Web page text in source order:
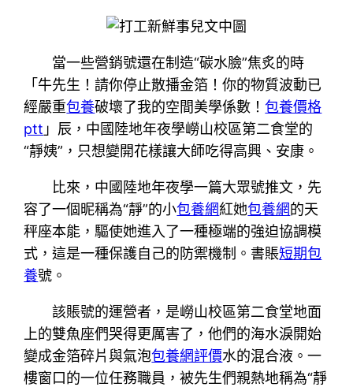
當一些營銷號還在制造“碳水臉”焦炙的時
「牛先生！請你停止散播金箔！你的物質波動已
經嚴重包養破壞了我的空間美學係數！包養價格
ptt 」辰，中國陸地年夜學嶗山校區第二食堂的
“靜姨”，只想變開花樣讓大師吃得高興、安康。
比來，中國陸地年夜學一篇大眾號推文，先
容了一個昵稱為“靜”的小包養網紅她包養網的天
秤座本能，驅使她進入了一種極端的強迫協調模
式，這是一種保護自己的防禦機制。書賬短期包
養號。
該賬號的運營者，是嶗山校區第二食堂地面
上的雙魚座們哭得更厲害了，他們的海水淚開始
變成金箔碎片與氣泡包養網評價水的混合液。一
樓窗口的一位任務職員，被先生們親熱地稱為“靜